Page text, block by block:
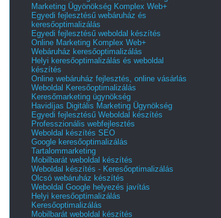
Marketing Ügyönökség Komplex Web+
Egyedi fejlesztésű webáruház és
keresőoptimalizálás
Egyedi fejlesztésű weboldal készítés
Online Marketing Komplex Web+
Webáruház keresőoptimalizálás
Helyi keresőoptimalizálás és weboldal
készítés
Online webáruház fejlesztés, online vásárlás
Weboldal Keresőoptimalizálás
Keresőmarketing ügynökség
Havidíjas Digitális Marketing Ügynökség
Egyedi fejlesztésű Weboldal készítés
Professzionális webfejlesztés
Weboldal készítés SEO
Google keresőoptimalizálás
Tartalommarketing
Mobilbarát weboldal készítés
Weboldal készítés - Keresőoptimalizálás
Olcsó webáruház készítés
Weboldal Google helyezés javítás
Helyi keresőoptimalizálás
Keresőoptimalizálás
Mobilbarát weboldal készítés